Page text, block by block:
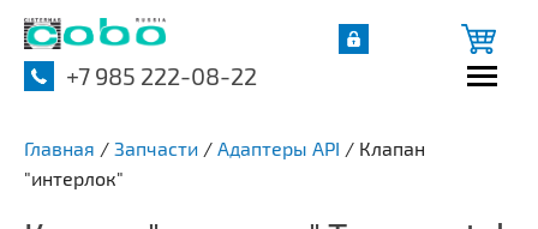
+7 985 222-08-22
Главная / Запчасти / Адаптеры API / Клапан
"интерлок"